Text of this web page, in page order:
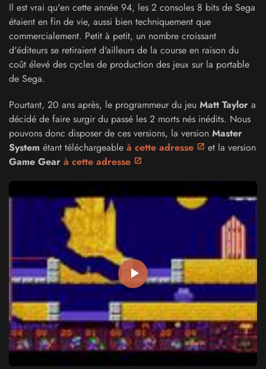
Il est vrai qu'en cette année 94, les 2 consoles 8 bits de Sega
étaient en fin de vie, aussi bien techniquement que
commercialement. Petit à petit, un nombre croissant
d'éditeurs se retiraient d'ailleurs de la course en raison du
coût élevé des cycles de production des jeux sur la portable
de Sega.
Pourtant, 20 ans après, le programmeur du jeu Matt Taylor a
décidé de faire surgir du passé les 2 morts nés inédits. Nous
pouvons donc disposer de ces versions, la version Master
System étant téléchargeable à cette adresse
et la version
Game Gear à cette adresse